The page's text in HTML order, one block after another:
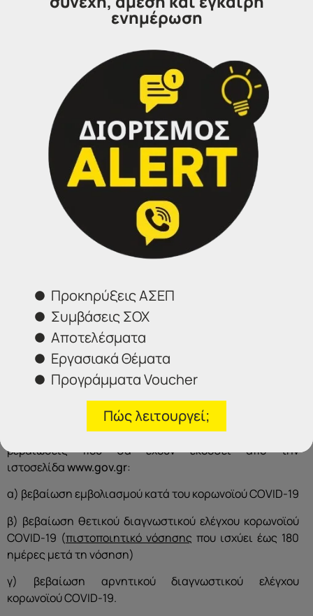
Ενστάσεις κατά της ψυχοτεχνικής δοκιμασίας δεν
Οι λοιποί επιτυχόντες στις αθλητικές δοκιμασίες
υποψήφιοι, που δεν συμπεριλαμβάνονται στις
ανωτέρω οκτώ (8) ομάδες, θα ενημερώνονται για την
ημερομηνία υποβολής τους στην ψυχοτεχνική
δοκιμασία με νεότερη κάθε φορά ανακοίνωση
οποία, σύμφωνα με την οικεία προκήρυξη, θα
αναρτάται στην ιστοσελίδα του Α.Σ.Ε.Π. τουλάχιστον
δέκα (10) ημέρες πριν από τη διεξαγωγή της δοκιμασίας
για την εκάστοτε ομάδα καλούμενων υποψηφίων.
Υποχρεώσεις των υποψηφίων για τον περιορισμό
COVID-19
Γενικού Νοσοκομείου Αεροπορίας, οι
πρέπει απαραιτήτως να φέρουν μάσκα
μη χρήσης μάσκας εκ μέρους του/της υποψηφίου/-ας,
δεν θα επιτρέπεται σε αυτόν/-ήν η είσοδος στο χώρο
του Κ.Α.Ι. και συνακόλουθα η συμμετοχή του/της στην
ψυχοτεχνική δοκιμασία.
Πριν από την είσοδό τους στο κτίριο, οι υποψήφιοι θα
υποβληθούν σε θερμομέτρηση και
, κατά περίπτωση, μία από τις ακόλουθες
βεβαιώσεις που θα έχουν εκδοθεί από την
ιστοσελίδαwww.gov.gr:
α) βεβαίωση εμβολιασμού κατά του κορωνοϊού COVID-19
β) βεβαίωση θετικού διαγνωστικού ελέγχου κορωνοϊού
COVID-19 (πιστοποιητικό νόσησης που ισχύει έως 180
ημέρες μετά τη νόσηση)
γ) βεβαίωση αρνητικού διαγνωστικού ελέγχου
κορωνοϊού COVID-19.
ενημέρωση
Προκηρύξεις ΑΣΕΠ
Συμβάσεις ΣΟΧ
Αποτελέσματα
Εργασιακά Θέματα
Προγράμματα Voucher
Πώς λειτουργεί;